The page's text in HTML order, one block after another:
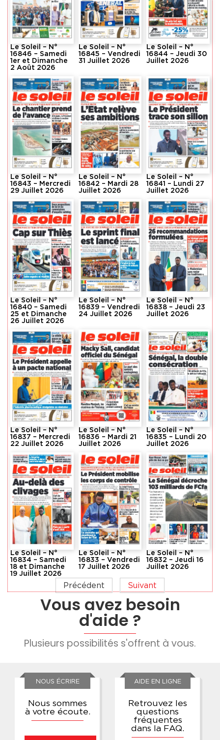
Le Soleil – N°
16846 – Samedi
1er et Dimanche
2 Août 2026
Le Soleil – N°
16845 – Vendredi
31 Juillet 2026
Le Soleil – N°
16844 – Jeudi 30
Juillet 2026
Le Soleil – N°
16843 – Mercredi
29 Juillet 2026
Le Soleil – N°
16842 – Mardi 28
Juillet 2026
Le Soleil – N°
16841 – Lundi 27
Juillet 2026
Le Soleil – N°
16840 – Samedi
25 et Dimanche
26 Juillet 2026
Le Soleil – N°
16839 – Vendredi
24 Juillet 2026
Le Soleil – N°
16838 – Jeudi 23
Juillet 2026
Le Soleil – N°
16837 – Mercredi
22 Juillet 2026
Le Soleil – N°
16836 – Mardi 21
Juillet 2026
Le Soleil – N°
16835 – Lundi 20
Juillet 2026
Le Soleil – N°
16834 – Samedi
18 et Dimanche
19 Juillet 2026
Le Soleil – N°
16833 – Vendredi
17 Juillet 2026
Le Soleil – N°
16832 – Jeudi 16
Juillet 2026
Précédent Suivant
Vous avez besoin
d'aide ?
Plusieurs possibilités s'offrent à vous.
NOUS ÉCRIRE
Nous sommes
à votre écoute.
AIDE EN LIGNE
Retrouvez les
questions
fréquentes
dans la FAQ.